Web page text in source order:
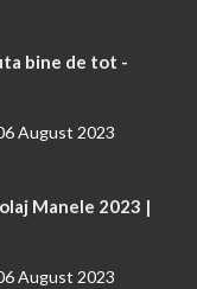
bine de tot -
August 2023
Manele 2023 |
August 2023